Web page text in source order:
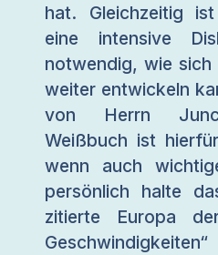
hat. Gleichzeitig
eine intensive
notwendig, wie
weiter entwickeln
von Herrn
Weißbuch ist
wenn auch
persönlich halte
zitierte Europa